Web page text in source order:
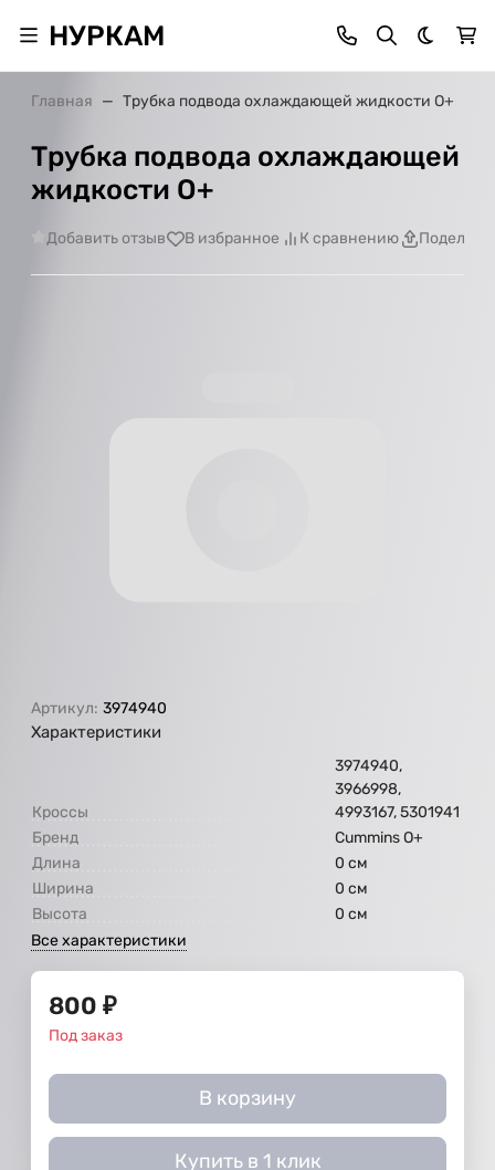
НУРКАМ Темная
Главная Трубка подвода охлаждающей жидкости О+
Трубка подвода охлаждающей
жидкости О+
Добавить отзыв В избранное К сравнению
Артикул: 3974940
Характеристики
Кроссы
3974940,
3966998,
4993167, 5301941
Бренд
Cummins O+
Длина
0 см
Ширина
0 см
Высота
0 см
Все характеристики
800 ₽
Под заказ
В корзину
Купить в 1 клик